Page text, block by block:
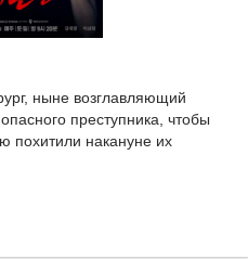
ныне возглавляющий
преступника, чтобы
похитили накануне их